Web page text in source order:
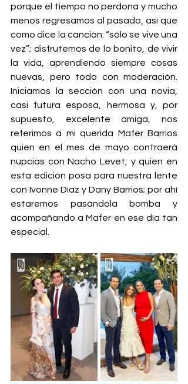
porque el tiempo no perdona y mucho
menos regresamos al pasado, así que
como dice la canción: “sólo se vive una
vez”; disfrutemos de lo bonito, de vivir
la vida, aprendiendo siempre cosas
nuevas, pero todo con moderación.
Iniciamos la sección con una novia,
casi futura esposa, hermosa y, por
supuesto, excelente amiga, nos
referimos a mi querida Mafer Barrios
quien en el mes de mayo contraerá
nupcias con Nacho Levet, y quien en
esta edición posa para nuestra lente
con Ivonne Díaz y Dany Barrios; por ahí
estaremos pasándola bomba y
acompañando a Mafer en ese día tan
especial.